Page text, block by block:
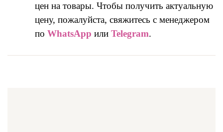
цен на товары. Чтобы получить актуальную
цену, пожалуйста, свяжитесь с менеджером
по WhatsApp или Telegram.